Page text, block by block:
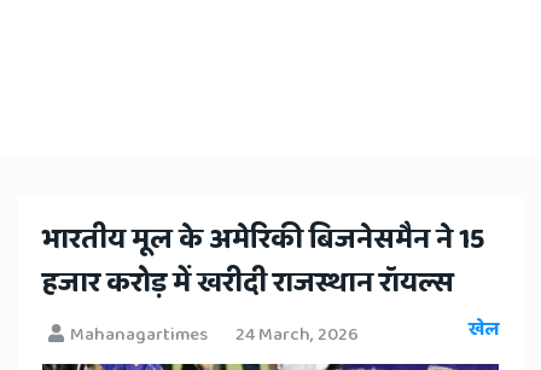
भारतीय मूल के अमेरिकी बिजनेसमैन ने 15
हजार करोड़ में खरीदी राजस्थान रॉयल्स
Mahanagartimes 24 March, 2026 खेल